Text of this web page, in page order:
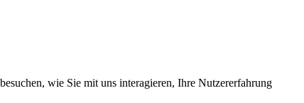
wie Sie mit uns interagieren, Ihre Nutzererfahrung